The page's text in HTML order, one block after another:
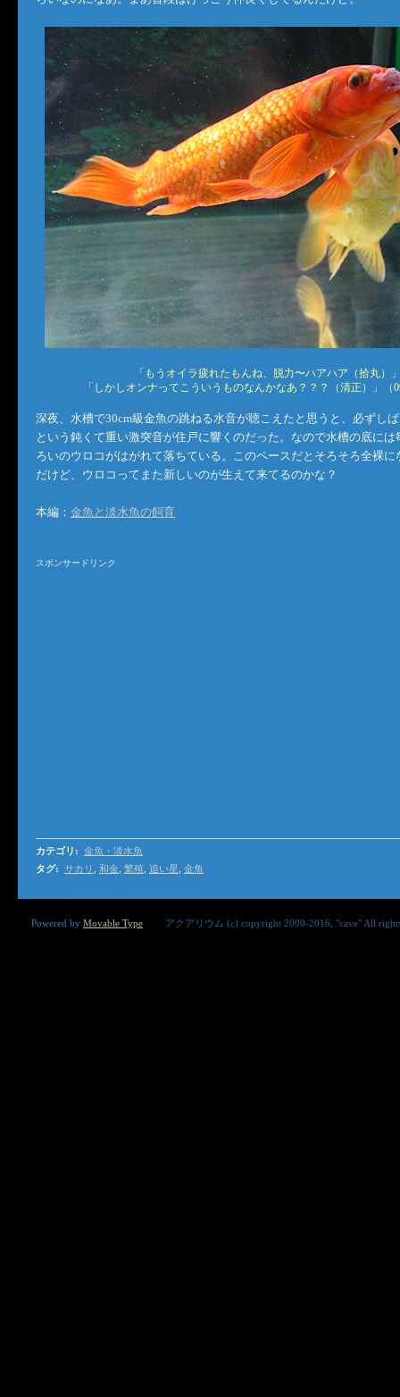
「もうオイラ疲れたもんね、脱力〜ハアハア（拾丸）
「しかしオンナってこういうものなんかなあ？？？（清正）」（
深夜、水槽で30cm級金魚の跳ねる水音が聴こえたと思うと、必ずし
という鈍くて重い激突音が住戸に響くのだった。なので水槽の底に
ろいのウロコがはがれて落ちている。このペースだとそろそろ全裸
だけど、ウロコってまた新しいのが生えて来てるのかな？
本編： 金魚と淡水魚の飼育
スポンサードリンク
カテゴリ : 金魚・淡水魚
タグ: サカリ , 和金, 繁殖, 追い星, 金魚
Powered by Movable Type アクアリウム (c) copyright 2000-2016, "cave" All